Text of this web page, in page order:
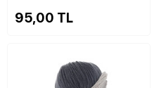
95,00 TL